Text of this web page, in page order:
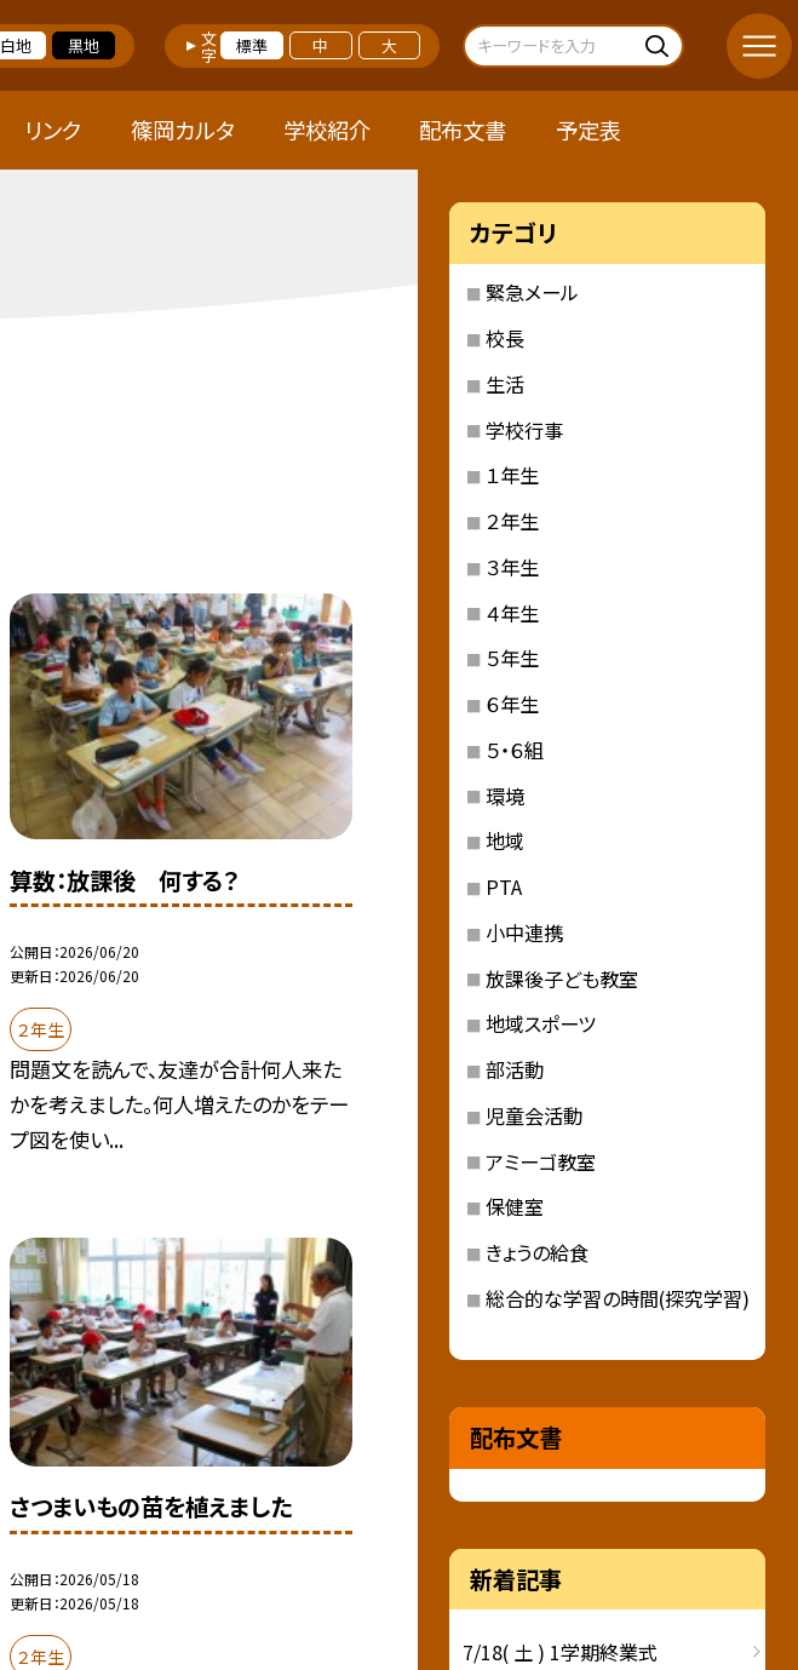
白地 黒地 文字 標準 中 大
リンク 篠岡カルタ 学校紹介 配布文書 予定表
算数：放課後 何する？
公開日 2026/06/20
更新日 2026/06/20
２年生
問題文を読んで、友達が合計何人来た
かを考えました。何人増えたのかをテー
プ図を使い...
さつまいもの苗を植えました
公開日 2026/05/18
更新日 2026/05/18
２年生
カテゴリ
緊急メール
校長
生活
学校行事
１年生
２年生
３年生
４年生
５年生
６年生
５・６組
環境
地域
PTA
小中連携
放課後子ども教室
地域スポーツ
部活動
児童会活動
アミーゴ教室
保健室
きょうの給食
総合的な学習の時間(探究学習)
配布文書
新着記事
7/18( 土 ) 1学期終業式